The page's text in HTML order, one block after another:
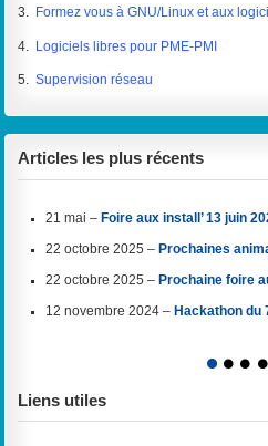
3. Formez vous à GNU/Linux et aux
4. Logiciels libres pour PME-PMI
5.Supervision réseau
Articles les plus récents
21 mai – Foire aux install’ 13 juin
22 octobre 2025 – Prochaines
22 octobre 2025 – Prochaine foire
12 novembre 2024 – Hackathon du
1 2 3 4
Liens utiles